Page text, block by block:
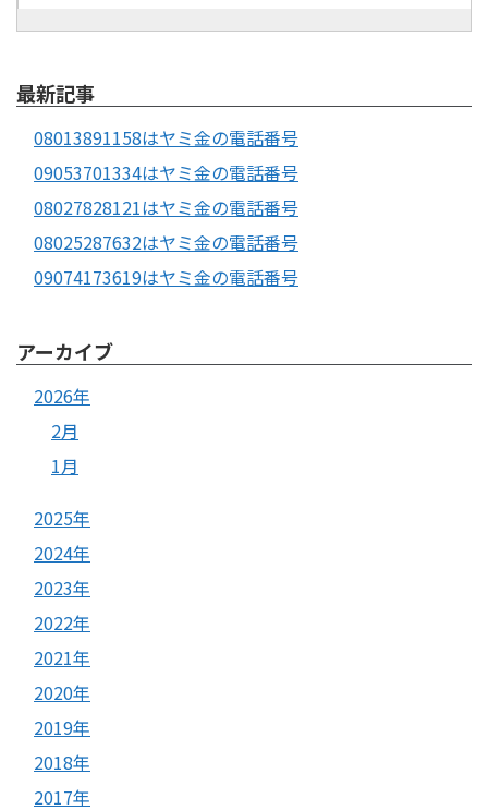
最新記事
08013891158はヤミ金の電話番号
09053701334はヤミ金の電話番号
08027828121はヤミ金の電話番号
08025287632はヤミ金の電話番号
09074173619はヤミ金の電話番号
アーカイブ
2026年
2月
1月
2025年
2024年
2023年
2022年
2021年
2020年
2019年
2018年
2017年